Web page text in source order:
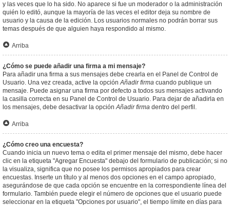
y las veces que lo ha sido. No aparece si fue un moderador o la administración
quién lo editó, aunque la mayoría de las veces el editor deja su nombre de
usuario y la causa de la edición. Los usuarios normales no podrán borrar sus
temas después de que alguien haya respondido al mismo.
Arriba
¿Cómo se puede añadir una firma a mi mensaje?
Para añadir una firma a sus mensajes debe crearla en el Panel de Control de
Usuario. Una vez creada, active la opciónAñadir firma cuando publique un
mensaje. Puede asignar una firma por defecto a todos sus mensajes activando
la casilla correcta en su Panel de Control de Usuario. Para dejar de añadirla en
los mensajes, debe desactivar la opciónAñadir firma dentro del perfil.
Arriba
¿Cómo creo una encuesta?
Cuando inicia un nuevo tema o edita el primer mensaje del mismo, debe hacer
clic en la etiqueta "Agregar Encuesta" debajo del formulario de publicación; si no
la visualiza, significa que no posee los permisos apropiados para crear
encuestas. Inserte un título y al menos dos opciones en el campo apropiado,
asegurándose de que cada opción se encuentre en la correspondiente línea del
formulario. También puede elegir el número de opciones que el usuario puede
seleccionar en la etiqueta "Opciones por usuario", el tiempo límite en días para